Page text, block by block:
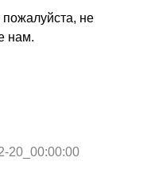
не
нам.
20_00:00:00